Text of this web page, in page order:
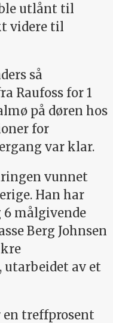
utlånt til
videre til
så
Raufoss for 1
på døren hos
for
var klar.
vunnet
Han har
6 målgivende
Berg Johnsen
utarbeidet av et
en treffprosent